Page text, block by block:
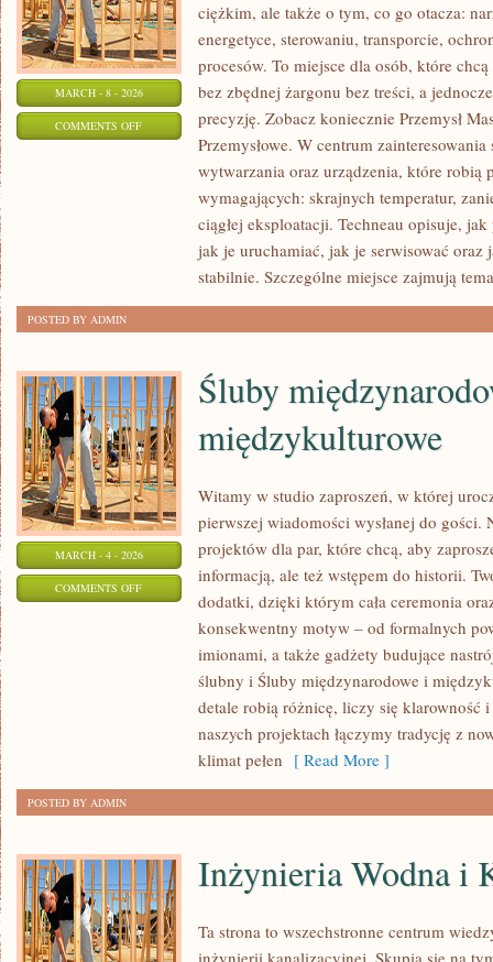
MARCH - 8 - 2026
COMMENTS OFFON
TECHNEAU
ciężkim, ale także o tym, co go otacza:
energetyce, sterowaniu, transporcie,
procesów. To miejsce dla osób, które
bez zbędnej żargonu bez treści, a
precyzję. Zobacz koniecznie Przemysł
Przemysłowe. W centrum zainteresowania
wytwarzania oraz urządzenia, które robią
wymagających: skrajnych temperatur,
ciągłej eksploatacji. Techneau opisuje,
jak je uruchamiać, jak je serwisować oraz
stabilnie. Szczególne miejsce zajmują
POSTED BY ADMIN
MARCH - 4 - 2026
COMMENTS OFFON
Śluby
międzykulturowe
Witamy w studio zaproszeń, w której
pierwszej wiadomości wysłanej do gości.
projektów dla par, które chcą, aby
informacją, ale też wstępem do historii.
dodatki, dzięki którym cała ceremonia
konsekwentny motyw – od formalnych
imionami, a także gadżety budujące
ślubny i Śluby międzynarodowe i
detale robią różnicę, liczy się klarowność
naszych projektach łączymy tradycję z
klimat pełen [ Read More ]
POSTED BY ADMIN
Inżynieria Wodna i
Ta strona to wszechstronne centrum
inżynierii kanalizacyjnej. Skupia się na